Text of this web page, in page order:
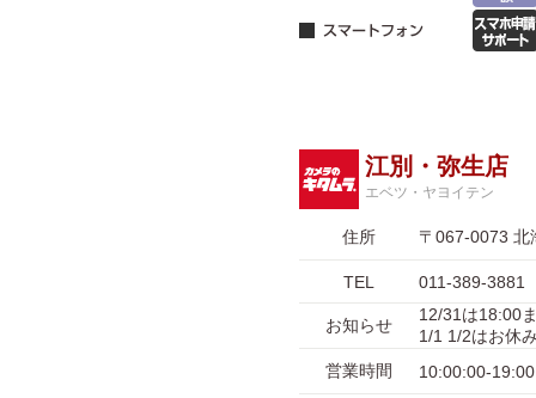
江別・弥生店
エベツ・ヤヨイテン
住所 〒067-0073 北
TEL 011-389-3881
お知らせ
12/31は18:00
1/1 1/2はお休
営業時間
10:00:00-